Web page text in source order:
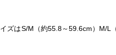
ズはS/M（約55.8～59.6cm）M/L